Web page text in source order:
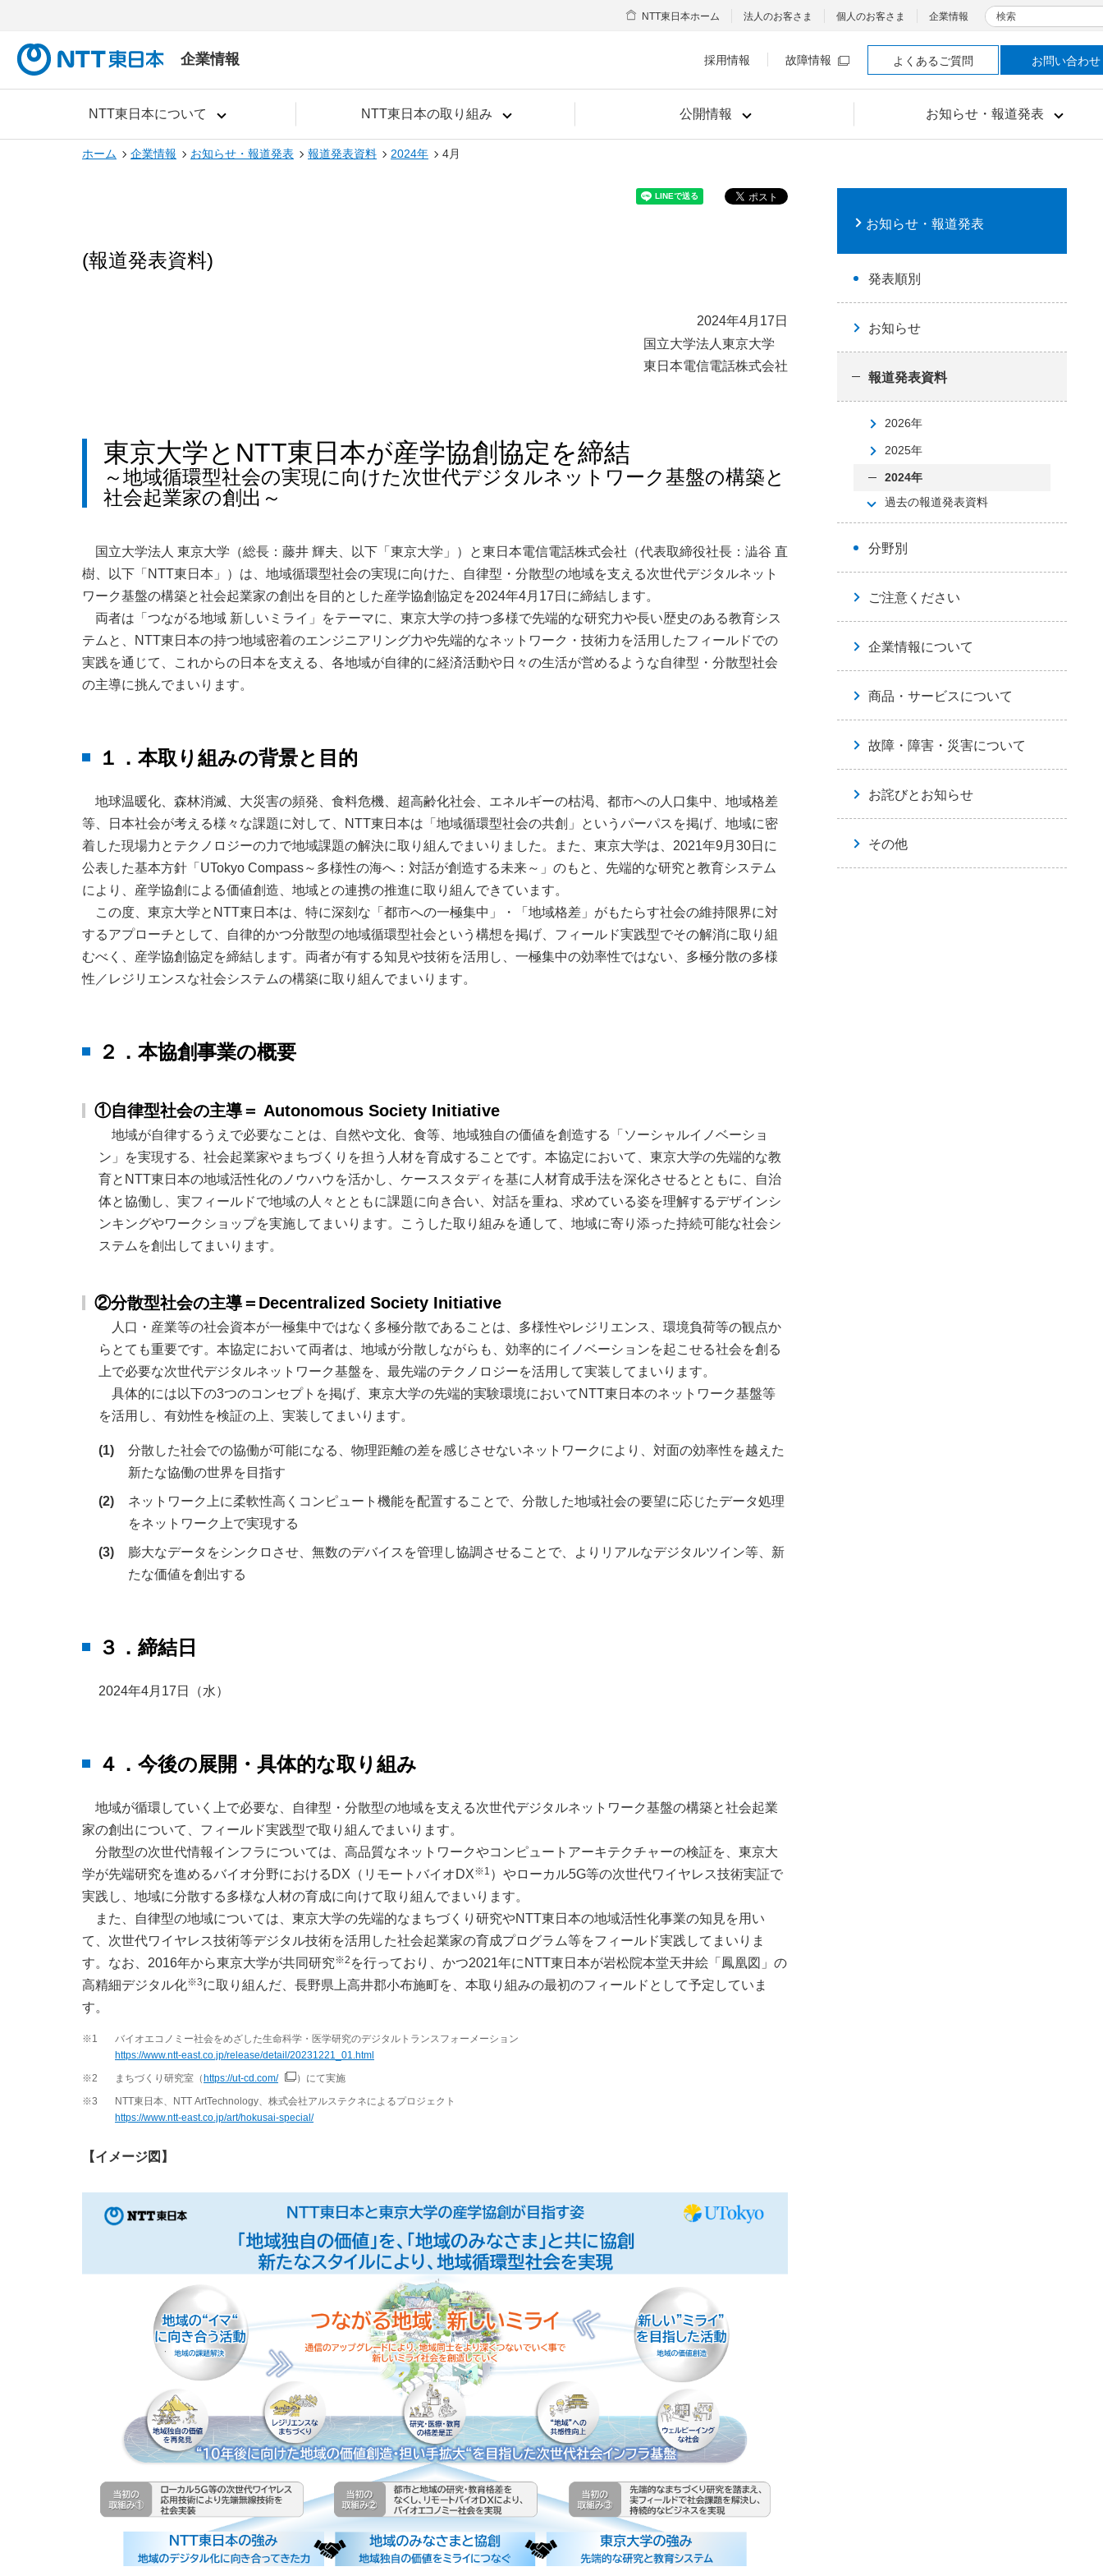
企業情報
NTT東日本について NTT東日本の取り組み 公開情報 お知らせ・報道発表
NTT東日本ホーム 法人のお客さま 個人のお客さま 企業情報 検索
採用情報 故障情報 よくあるご質問 お問い合わせ
ホーム 企業情報 お知らせ・報道発表 報道発表資料 2024年 4月
(報道発表資料)
2024年4月17日
国立大学法人東京大学
東日本電信電話株式会社
東京大学とNTT東日本が産学協創協定を締結
～地域循環型社会の実現に向けた次世代デジタルネットワーク基盤の構築と
社会起業家の創出～
国立大学法人 東京大学（総長：藤井 輝夫、以下「東京大学」）と東日本電信電話株式会社（代表取締役社長：澁谷 直
樹、以下「NTT東日本」）は、地域循環型社会の実現に向けた、自律型・分散型の地域を支える次世代デジタルネット
ワーク基盤の構築と社会起業家の創出を目的とした産学協創協定を2024年4月17日に締結します。
両者は「つながる地域 新しいミライ」をテーマに、東京大学の持つ多様で先端的な研究力や長い歴史のある教育シス
テムと、NTT東日本の持つ地域密着のエンジニアリング力や先端的なネットワーク・技術力を活用したフィールドでの
実践を通じて、これからの日本を支える、各地域が自律的に経済活動や日々の生活が営めるような自律型・分散型社会
の主導に挑んでまいります。
１．本取り組みの背景と目的
地球温暖化、森林消滅、大災害の頻発、食料危機、超高齢化社会、エネルギーの枯渇、都市への人口集中、地域格差
等、日本社会が考える様々な課題に対して、NTT東日本は「地域循環型社会の共創」というパーパスを掲げ、地域に密
着した現場力とテクノロジーの力で地域課題の解決に取り組んでまいりました。また、東京大学は、2021年9月30日に
公表した基本方針「UTokyo Compass～多様性の海へ：対話が創造する未来～」のもと、先端的な研究と教育システム
により、産学協創による価値創造、地域との連携の推進に取り組んできています。
この度、東京大学とNTT東日本は、特に深刻な「都市への一極集中」・「地域格差」がもたらす社会の維持限界に対
するアプローチとして、自律的かつ分散型の地域循環型社会という構想を掲げ、フィールド実践型でその解消に取り組
むべく、産学協創協定を締結します。両者が有する知見や技術を活用し、一極集中の効率性ではない、多極分散の多様
性／レジリエンスな社会システムの構築に取り組んでまいります。
２．本協創事業の概要
①自律型社会の主導＝ Autonomous Society Initiative
地域が自律するうえで必要なことは、自然や文化、食等、地域独自の価値を創造する「ソーシャルイノベーショ
ン」を実現する、社会起業家やまちづくりを担う人材を育成することです。本協定において、東京大学の先端的な教
育とNTT東日本の地域活性化のノウハウを活かし、ケーススタディを基に人材育成手法を深化させるとともに、自治
体と協働し、実フィールドで地域の人々とともに課題に向き合い、対話を重ね、求めている姿を理解するデザインシ
ンキングやワークショップを実施してまいります。こうした取り組みを通して、地域に寄り添った持続可能な社会シ
ステムを創出してまいります。
②分散型社会の主導＝Decentralized Society Initiative
人口・産業等の社会資本が一極集中ではなく多極分散であることは、多様性やレジリエンス、環境負荷等の観点か
らとても重要です。本協定において両者は、地域が分散しながらも、効率的にイノベーションを起こせる社会を創る
上で必要な次世代デジタルネットワーク基盤を、最先端のテクノロジーを活用して実装してまいります。
具体的には以下の3つのコンセプトを掲げ、東京大学の先端的実験環境においてNTT東日本のネットワーク基盤等
を活用し、有効性を検証の上、実装してまいります。
(1)
分散した社会での協働が可能になる、物理距離の差を感じさせないネットワークにより、対面の効率性を越えた
新たな協働の世界を目指す
(2)
ネットワーク上に柔軟性高くコンピュート機能を配置することで、分散した地域社会の要望に応じたデータ処理
をネットワーク上で実現する
(3)
膨大なデータをシンクロさせ、無数のデバイスを管理し協調させることで、よりリアルなデジタルツイン等、新
たな価値を創出する
３．締結日
2024年4月17日（水）
４．今後の展開・具体的な取り組み
地域が循環していく上で必要な、自律型・分散型の地域を支える次世代デジタルネットワーク基盤の構築と社会起業
家の創出について、フィールド実践型で取り組んでまいります。
分散型の次世代情報インフラについては、高品質なネットワークやコンピュートアーキテクチャーの検証を、東京大
学が先端研究を進めるバイオ分野におけるDX（リモートバイオDX※1 ）やローカル5G等の次世代ワイヤレス技術実証で
実践し、地域に分散する多様な人材の育成に向けて取り組んでまいります。
また、自律型の地域については、東京大学の先端的なまちづくり研究やNTT東日本の地域活性化事業の知見を用い
て、次世代ワイヤレス技術等デジタル技術を活用した社会起業家の育成プログラム等をフィールド実践してまいりま
す。なお、2016年から東京大学が共同研究※2 を行っており、かつ2021年にNTT東日本が岩松院本堂天井絵「鳳凰図」の
高精細デジタル化※3に取り組んだ、長野県上高井郡小布施町を、本取り組みの最初のフィールドとして予定していま
す。
※1
バイオエコノミー社会をめざした生命科学・医学研究のデジタルトランスフォーメーション
https://www.ntt-east.co.jp/release/detail/20231221_01.html
※2
まちづくり研究室（ https://ut-cd.com/
）にて実施
※3
NTT東日本、NTT ArtTechnology、株式会社アルステクネによるプロジェクト
https://www.ntt-east.co.jp/art/hokusai-special/
【イメージ図】
お知らせ・報道発表
発表順別
お知らせ
報道発表資料
2026年
2025年
2024年
過去の報道発表資料
分野別
ご注意ください
企業情報について
商品・サービスについて
故障・障害・災害について
お詫びとお知らせ
その他